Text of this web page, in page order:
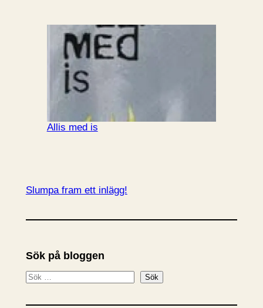
Allis med is
Slumpa fram ett inlägg!
Sök på bloggen
S
Sök